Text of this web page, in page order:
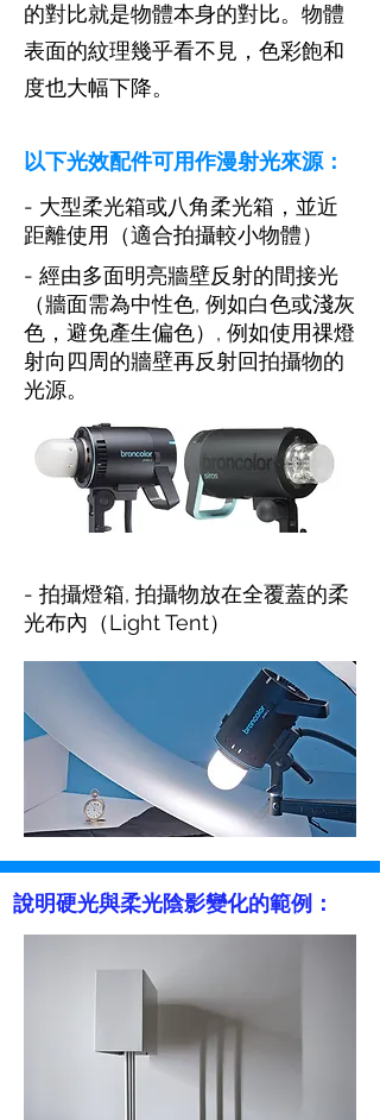
的對比就是物體本身的對比。物體
表面的紋理幾乎看不見，色彩飽和
度也大幅下降。
以下光效配件可用作漫射光來源：
- 大型柔光箱或八角柔光箱，並近
距離使用（適合拍攝較小物體）
- 經由多面明亮牆壁反射的間接光
（牆面需為中性色, 例如白色或淺灰
色，避免產生偏色）, 例如使用祼燈
射向四周的牆壁再反射回拍攝物的
光源。
- 拍攝燈箱, 拍攝物放在全覆蓋的柔
光布內（Light Tent）
說明硬光與柔光陰影變化的範例：